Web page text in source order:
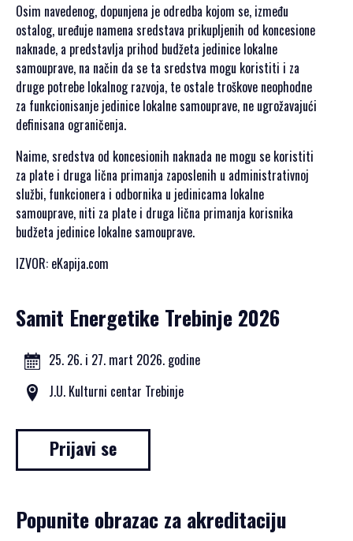
SPONZORI SET
2024
POKROVITELJI I
SPONZORI SET
2023
POKROVITELJI I
SPONZORI SET
2022
POKROVITELJI I
SPONZORI SET
2021
POKROVITELJI I
SPONZORI SET
2020
DRUŠTVENI
DOGAĐAJI
HERCEGOVAČKA
VEČERA
AFTER PARTI
IZLETI
KONTAKT
Osim navedenog, dopunjena je odredba kojom se, između
ostalog, uređuje namena sredstava prikupljenih od koncesione
naknade, a predstavlja prihod budžeta jedinice lokalne
samouprave, na način da se ta sredstva mogu koristiti i za
druge potrebe lokalnog razvoja, te ostale troškove neophodne
za funkcionisanje jedinice lokalne samouprave, ne ugrožavajući
definisana ograničenja.
Naime, sredstva od koncesionih naknada ne mogu se koristiti
za plate i druga lična primanja zaposlenih u administrativnoj
službi, funkcionera i odbornika u jedinicama lokalne
samouprave, niti za plate i druga lična primanja korisnika
budžeta jedinice lokalne samouprave.
IZVOR: eKapija.com
Samit Energetike Trebinje 2026
25. 26. i 27. mart 2026. godine
J.U. Kulturni centar Trebinje
Prijavi se
Popunite obrazac za akreditaciju